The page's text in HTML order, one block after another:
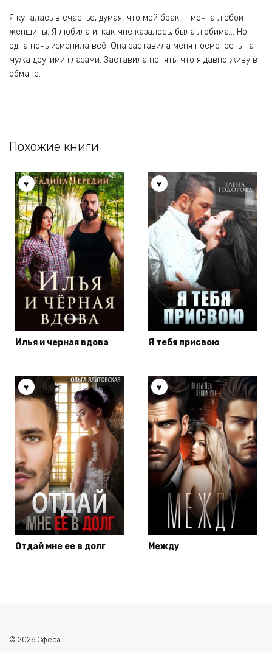
Я купалась в счастье, думая, что мой брак — мечта любой
женщины. Я любила и, как мне казалось, была любима… Но
одна ночь изменила всё. Она заставила меня посмотреть на
мужа другими глазами. Заставила понять, что я давно живу в
обмане.
Похожие книги
Илья и черная вдова Я тебя присвою
Отдай мне ее в долг Между
© 2026 Сфера